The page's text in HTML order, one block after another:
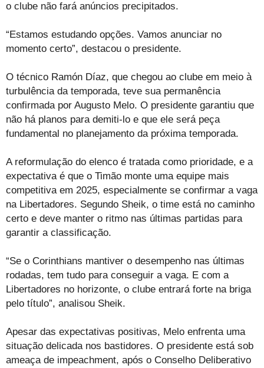
o clube não fará anúncios precipitados.
“Estamos estudando opções. Vamos anunciar no
momento certo”, destacou o presidente.
O técnico Ramón Díaz, que chegou ao clube em meio à
turbulência da temporada, teve sua permanência
confirmada por Augusto Melo. O presidente garantiu que
não há planos para demiti-lo e que ele será peça
fundamental no planejamento da próxima temporada.
A reformulação do elenco é tratada como prioridade, e a
expectativa é que o Timão monte uma equipe mais
competitiva em 2025, especialmente se confirmar a vaga
na Libertadores. Segundo Sheik, o time está no caminho
certo e deve manter o ritmo nas últimas partidas para
garantir a classificação.
“Se o Corinthians mantiver o desempenho nas últimas
rodadas, tem tudo para conseguir a vaga. E com a
Libertadores no horizonte, o clube entrará forte na briga
pelo título”, analisou Sheik.
Apesar das expectativas positivas, Melo enfrenta uma
situação delicada nos bastidores. O presidente está sob
ameaça de impeachment, após o Conselho Deliberativo